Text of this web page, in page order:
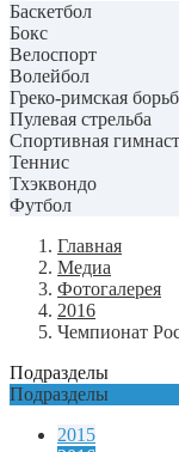
Баскетбол
Бокс
Велоспорт
Волейбол
Греко-римская
Пулевая стрельба
Спортивная
Теннис
Тхэквондо
Футбол
Главная
Медиа
Фотогалерея
2016
Чемпионат
Подразделы
Подразделы
2015